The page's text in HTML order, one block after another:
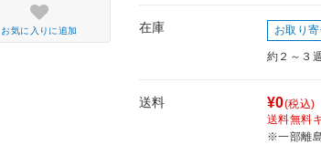
在庫 お取り
約２～３
送料 ¥0(税込)
送料無料
※一部離
お気に入りに追加